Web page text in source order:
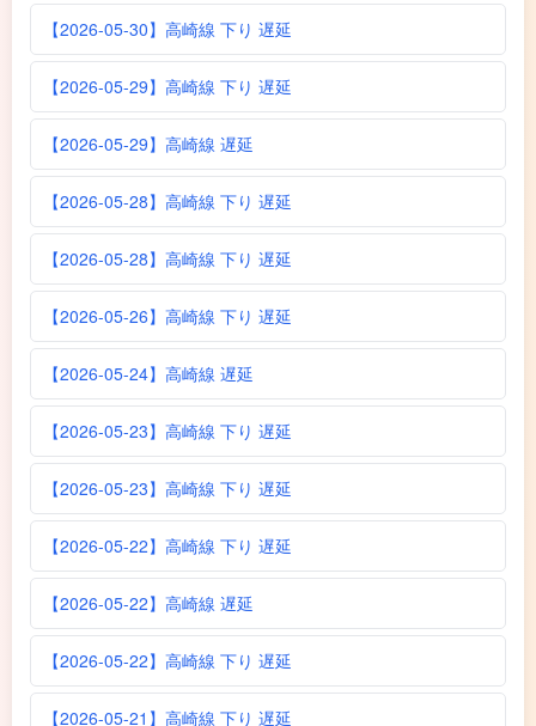
【2026-05-30】高崎線 下り 遅延
【2026-05-29】高崎線 下り 遅延
【2026-05-29】高崎線 遅延
【2026-05-28】高崎線 下り 遅延
【2026-05-28】高崎線 下り 遅延
【2026-05-26】高崎線 下り 遅延
【2026-05-24】高崎線 遅延
【2026-05-23】高崎線 下り 遅延
【2026-05-23】高崎線 下り 遅延
【2026-05-22】高崎線 下り 遅延
【2026-05-22】高崎線 遅延
【2026-05-22】高崎線 下り 遅延
【2026-05-21】高崎線 下り 遅延